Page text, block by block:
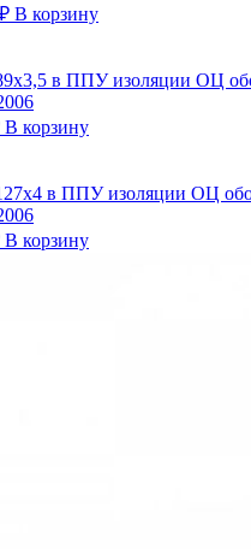
₽ В корзину
в ППУ изоляции ОЦ
В корзину
в ППУ изоляции ОЦ
В корзину